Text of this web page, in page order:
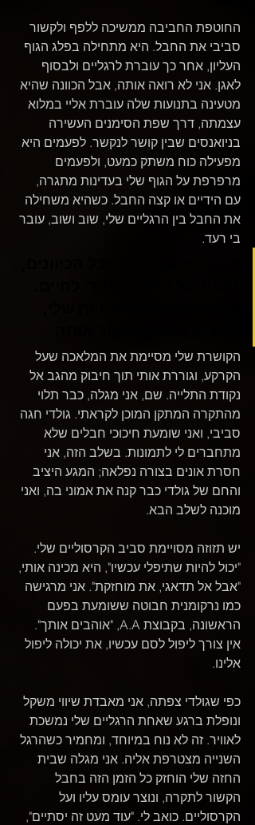
החוטפת החביבה ממשיכה ללפף ולקשור
סביבי את החבל. היא מתחילה בפלג הגוף
העליון, אחר כך עוברת לרגליים ולבסוף
לאגן. אני לא רואה אותה, אבל הכוונה שהיא
מטעינה בתנועות שלה עוברת אליי במלוא
עצמתה, דרך שפת הסימנים העשירה
בניואנסים שבין קושר לנקשר. לפעמים היא
מפעילה כוח משתק כמעט, ולפעמים
מרפרפת על הגוף שלי בעדינות מתגרה,
עם הידיים או קצה החבל. כשהיא משחילה
את החבל בין הרגליים שלי, שוב ושוב, עובר
בי רעד.
הקושרת שלי מסיימת את המלאכה שעל
הקרקע, וגוררת אותי תוך חיבוק מהגב אל
נקודת התלייה. שם, אני מגלה, כבר תלוי
מהתקרה המתקן המוכן לקראתי. גולדי חגה
סביבי, ואני שומעת חיכוכי חבלים שלא
מתחברים לי לתמונות. בשלב הזה, אני
חסרת אונים בצורה נפלאה; המגע היציב
והחם של גולדי כבר קנה את אמוני בה, ואני
מוכנה לשלב הבא.
יש תזוזה מסויימת סביב הקרסוליים שלי.
"יכול להיות שתיפלי עכשיו", היא מכינה אותי,
"אבל אל תדאגי, את מוחזקת". אני מרגישה
כמו נרקומנית חבוטה ששומעת בפעם
הראשונה, בקבוצת A.A, "אוהבים אותך".
אין צורך ליפול לסם עכשיו, את יכולה ליפול
אלינו.
כפי שגולדי צפתה, אני מאבדת שיווי משקל
ונופלת ברגע שאחת הרגליים שלי נמשכת
לאוויר. זה לא נוח במיוחד, ומחמיר כשהרגל
השנייה מצטרפת אליה. אני מגלה שבית
החזה שלי הוחזק כל הזמן הזה בחבל
הקשור לתקרה, ונוצר עומס עליו ועל
הקרסוליים. כואב לי. "עוד מעט זה יסתיים",